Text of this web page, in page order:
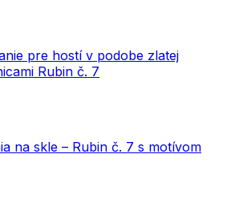
pre hostí v podobe zlatej
Rubin č. 7
na skle – Rubin č. 7 s motívom